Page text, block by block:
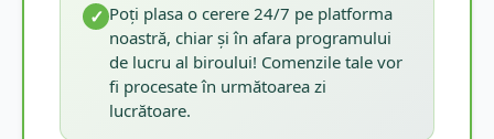
✓ Poți plasa o cerere 24/7 pe platforma
noastră, chiar și în afara programului
de lucru al biroului! Comenzile tale vor
fi procesate în următoarea zi
lucrătoare.